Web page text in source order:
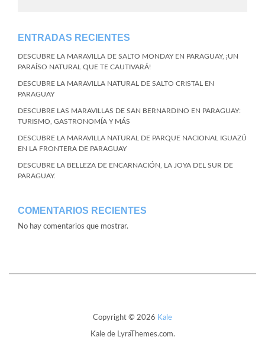
ENTRADAS RECIENTES
DESCUBRE LA MARAVILLA DE SALTO MONDAY EN PARAGUAY, ¡UN
PARAÍSO NATURAL QUE TE CAUTIVARÁ!
DESCUBRE LA MARAVILLA NATURAL DE SALTO CRISTAL EN
PARAGUAY
DESCUBRE LAS MARAVILLAS DE SAN BERNARDINO EN PARAGUAY:
TURISMO, GASTRONOMÍA Y MÁS
DESCUBRE LA MARAVILLA NATURAL DE PARQUE NACIONAL IGUAZÚ
EN LA FRONTERA DE PARAGUAY
DESCUBRE LA BELLEZA DE ENCARNACIÓN, LA JOYA DEL SUR DE
PARAGUAY.
COMENTARIOS RECIENTES
No hay comentarios que mostrar.
Copyright © 2026 Kale
Kalede LyraThemes.com.